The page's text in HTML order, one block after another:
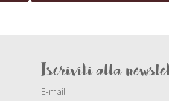
Iscriviti alla
E-mail